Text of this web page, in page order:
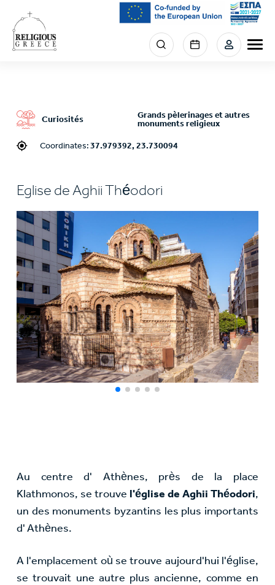
main
content
Menu
section
Curiosités
Grands pèlerinages et autres
monuments religieux
Coordinates:37.979392, 23.730094
Eglise de Aghii Théodori
Au centre d' Athènes, près de la place
Klathmonos, se trouve l'église de Aghii Théodori,
un des monuments byzantins les plus importants
d' Athènes.
A l'emplacement où se trouve aujourd'hui l'église,
se trouvait une autre plus ancienne, comme en